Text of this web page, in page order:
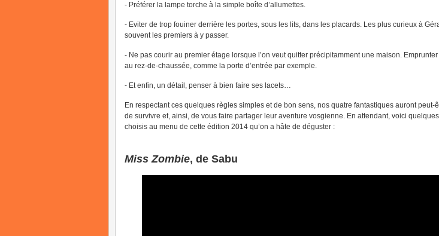
- Préférer la lampe torche à la simple boîte d’allumettes.
- Eviter de trop fouiner derrière les portes, sous les lits, dans les placards. Les plus curieux à
souvent les premiers à y passer.
- Ne pas courir au premier étage lorsque l’on veut quitter précipitamment une maison.
au rez-de-chaussée, comme la porte d’entrée par exemple.
- Et enfin, un détail, penser à bien faire ses lacets…
En respectant ces quelques règles simples et de bon sens, nos quatre fantastiques auront peut-
de survivre et, ainsi, de vous faire partager leur aventure vosgienne. En attendant, voici
choisis au menu de cette édition 2014 qu’on a hâte de déguster :
Miss Zombie, de Sabu